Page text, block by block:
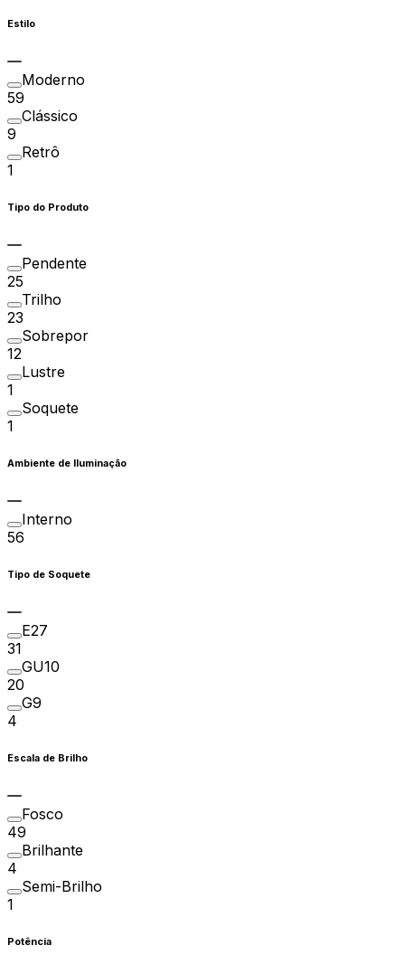
Estilo
Moderno
59
Clássico
9
Retrô
1
Tipo do Produto
Pendente
25
Trilho
23
Sobrepor
12
Lustre
1
Soquete
1
Ambiente de Iluminação
Interno
56
Tipo de Soquete
E27
31
GU10
20
G9
4
Escala de Brilho
Fosco
49
Brilhante
4
Semi-Brilho
1
Potência